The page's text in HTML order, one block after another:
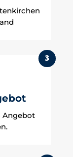
3
Angebot